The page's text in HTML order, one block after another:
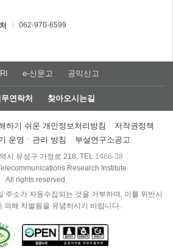
062-970-6599
e-신문고 공익신고
연락처 찾아오시는길
하기 쉬운 개인정보처리방침
저작권정책
운영ㆍ관리 방침
부설연구소공고
시 유성구 가정로 218, TEL 1466-38
Research Institute.
All rights reserved.
주소가 자동수집되는 것을 거부하며, 이를 위반시
의해 처벌됨을 유념하시기 바랍니다.